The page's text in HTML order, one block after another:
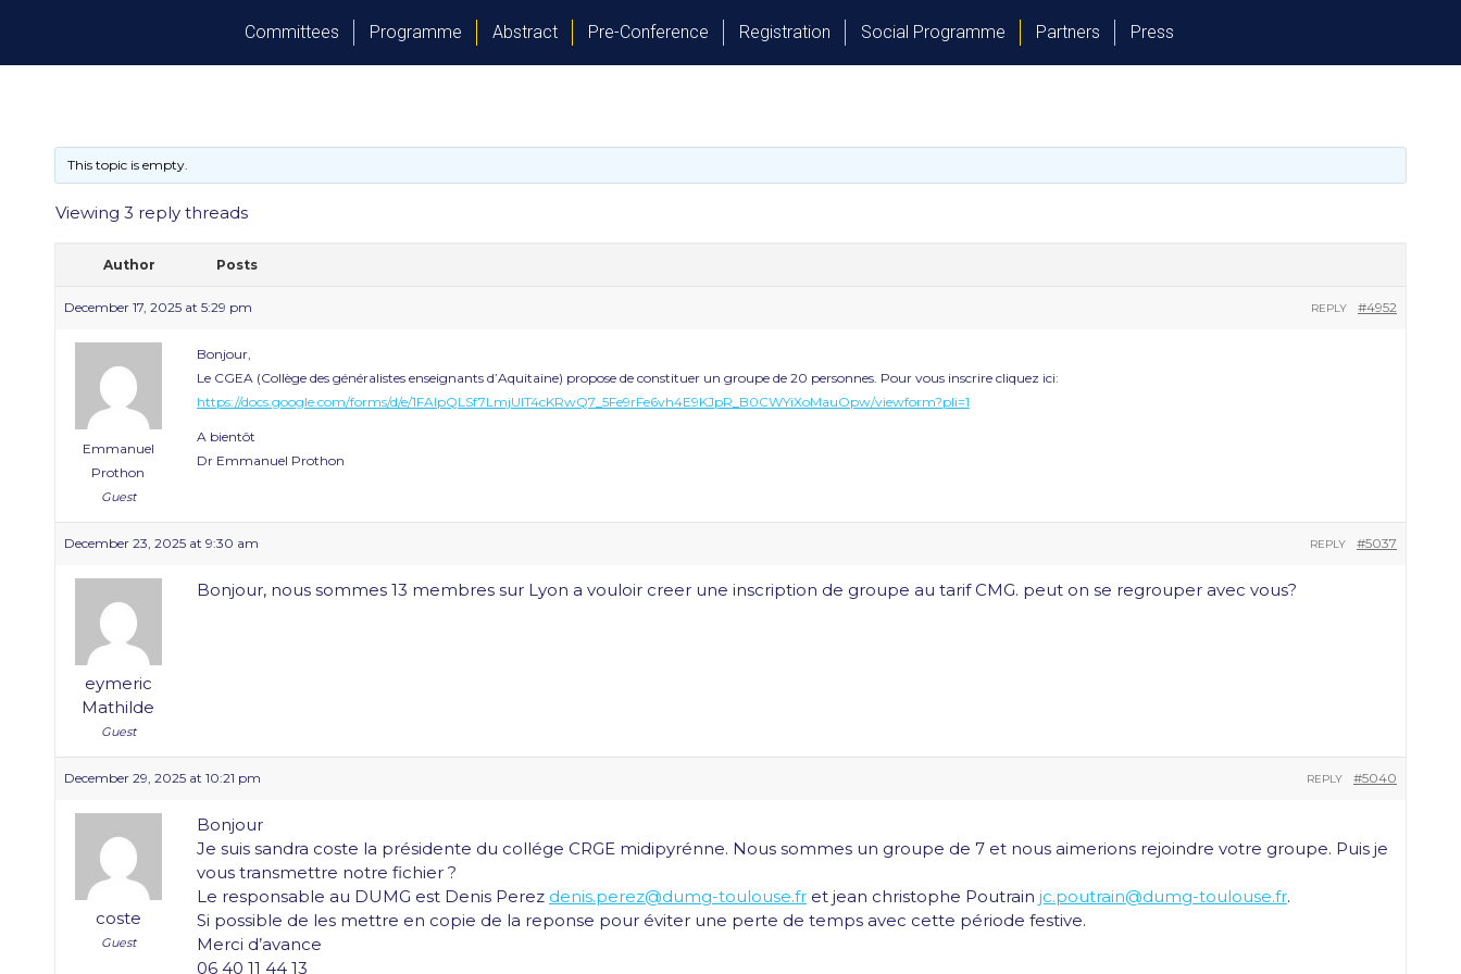
Committees Programme Abstract Pre-Conference Registration Social Programme Partners Press
This topic is empty.
Viewing 3 reply threads
Author Posts
December 17, 2025 at 5:29 pm #4952
REPLY
Emmanuel
Prothon
Guest
Bonjour,
Le CGEA (Collège des généralistes enseignants d’Aquitaine) propose de constituer un groupe de 20 personnes. Pour vous inscrire cliquez ici:
https://docs.google.com/forms/d/e/1FAIpQLSf7LmjUlT4cKRwQ7_5Fe9rFe6vh4E9KJpR_B0CWYiXoMauOpw/viewform?pli=1
A bientôt
Dr Emmanuel Prothon
December 23, 2025 at 9:30 am #5037
REPLY
eymeric
Mathilde
Guest
Bonjour, nous sommes 13 membres sur Lyon a vouloir creer une inscription de groupe au tarif CMG. peut on se regrouper avec vous?
December 29, 2025 at 10:21 pm #5040
REPLY
coste
Guest
Bonjour
Je suis sandra coste la présidente du collége CRGE midipyrénne. Nous sommes un groupe de 7 et nous aimerions rejoindre votre groupe. Puis je
vous transmettre notre fichier ?
Le responsable au DUMG est Denis Perez denis.perez@dumg-toulouse.fr et jean christophe Poutrain jc.poutrain@dumg-toulouse.fr.
Si possible de les mettre en copie de la reponse pour éviter une perte de temps avec cette période festive.
Merci d’avance
06 40 11 44 13